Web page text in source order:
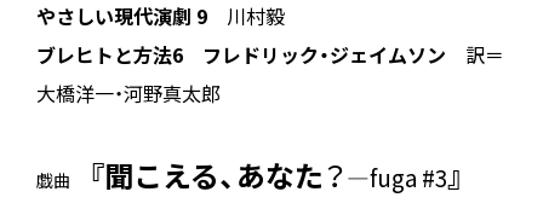
やさしい現代演劇 9 川村毅
ブレヒトと方法6 フレドリック・ジェイムソン 訳＝
大橋洋一・河野真太郎
戯曲 『聞こえる、あなた？―fuga #3』